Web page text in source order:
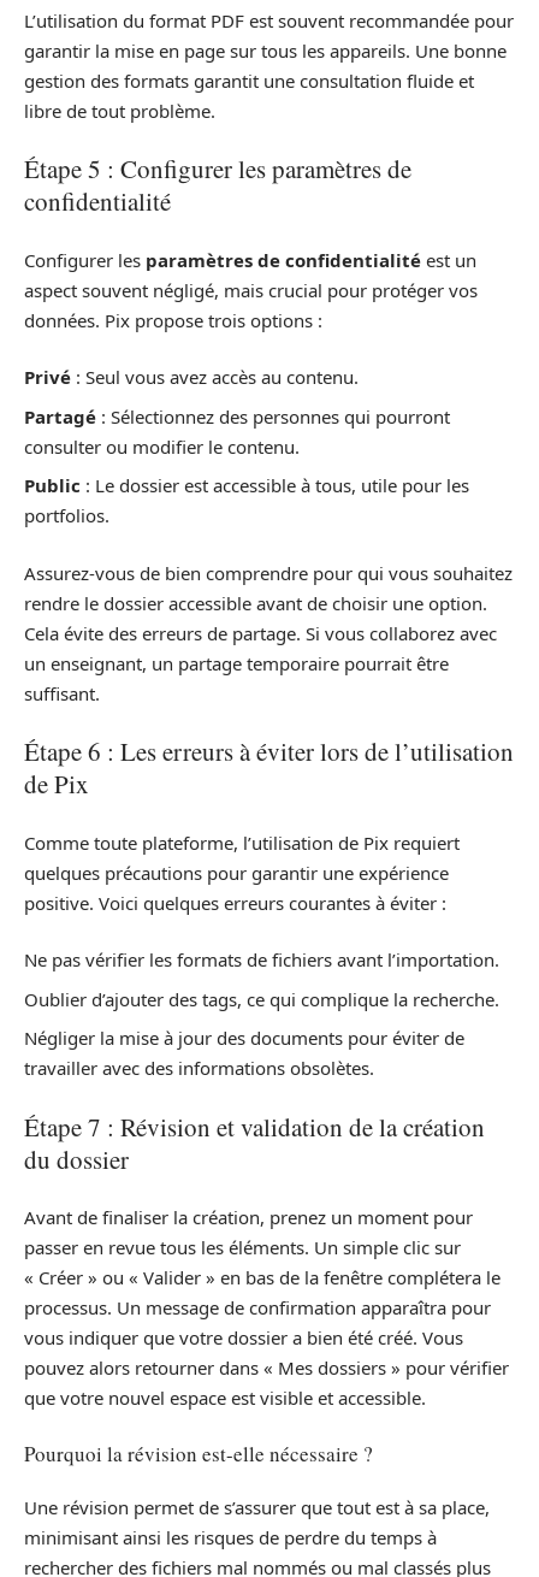
L’utilisation du format PDF est souvent recommandée pour
garantir la mise en page sur tous les appareils. Une bonne
gestion des formats garantit une consultation fluide et
libre de tout problème.
Étape 5 : Configurer les paramètres de
confidentialité
Configurer les paramètres de confidentialité est un
aspect souvent négligé, mais crucial pour protéger vos
données. Pix propose trois options :
Privé : Seul vous avez accès au contenu.
Partagé : Sélectionnez des personnes qui pourront
consulter ou modifier le contenu.
Public : Le dossier est accessible à tous, utile pour les
portfolios.
Assurez-vous de bien comprendre pour qui vous souhaitez
rendre le dossier accessible avant de choisir une option.
Cela évite des erreurs de partage. Si vous collaborez avec
un enseignant, un partage temporaire pourrait être
suffisant.
Étape 6 : Les erreurs à éviter lors de l’utilisation
de Pix
Comme toute plateforme, l’utilisation de Pix requiert
quelques précautions pour garantir une expérience
positive. Voici quelques erreurs courantes à éviter :
Ne pas vérifier les formats de fichiers avant l’importation.
Oublier d’ajouter des tags, ce qui complique la recherche.
Négliger la mise à jour des documents pour éviter de
travailler avec des informations obsolètes.
Étape 7 : Révision et validation de la création
du dossier
Avant de finaliser la création, prenez un moment pour
passer en revue tous les éléments. Un simple clic sur
« Créer » ou « Valider » en bas de la fenêtre complétera le
processus. Un message de confirmation apparaîtra pour
vous indiquer que votre dossier a bien été créé. Vous
pouvez alors retourner dans « Mes dossiers » pour vérifier
que votre nouvel espace est visible et accessible.
Pourquoi la révision est-elle nécessaire ?
Une révision permet de s’assurer que tout est à sa place,
minimisant ainsi les risques de perdre du temps à
rechercher des fichiers mal nommés ou mal classés plus